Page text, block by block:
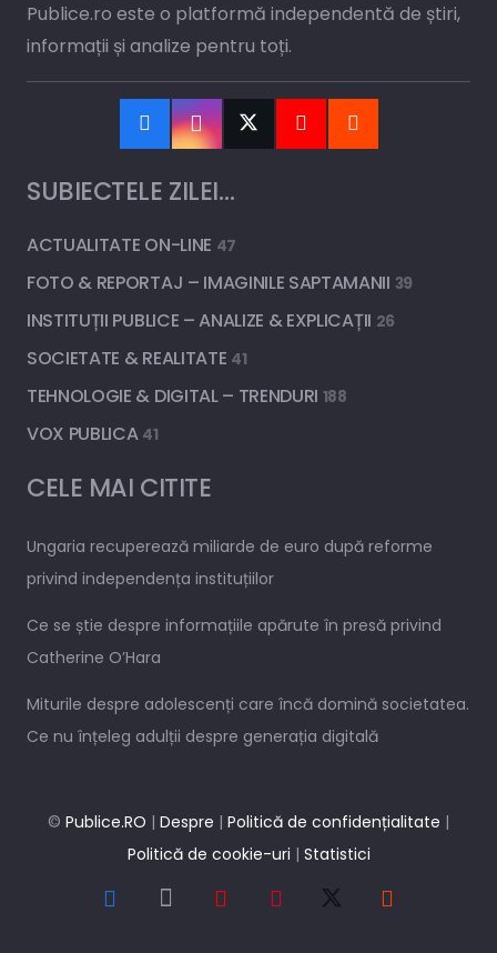
Publice.ro este o platformă independentă de știri,
informații și analize pentru toți.
SUBIECTELE ZILEI…
ACTUALITATE ON-LINE 47
FOTO & REPORTAJ – IMAGINILE SAPTAMANII 39
INSTITUȚII PUBLICE – ANALIZE & EXPLICAȚII 26
SOCIETATE & REALITATE 41
TEHNOLOGIE & DIGITAL – TRENDURI 188
VOX PUBLICA 41
CELE MAI CITITE
Ungaria recuperează miliarde de euro după reforme
privind independența instituțiilor
Ce se știe despre informațiile apărute în presă privind
Catherine O’Hara
Miturile despre adolescenți care încă domină societatea.
Ce nu înțeleg adulții despre generația digitală
© Publice.RO | Despre | Politică de confidențialitate |
Politică de cookie-uri | Statistici